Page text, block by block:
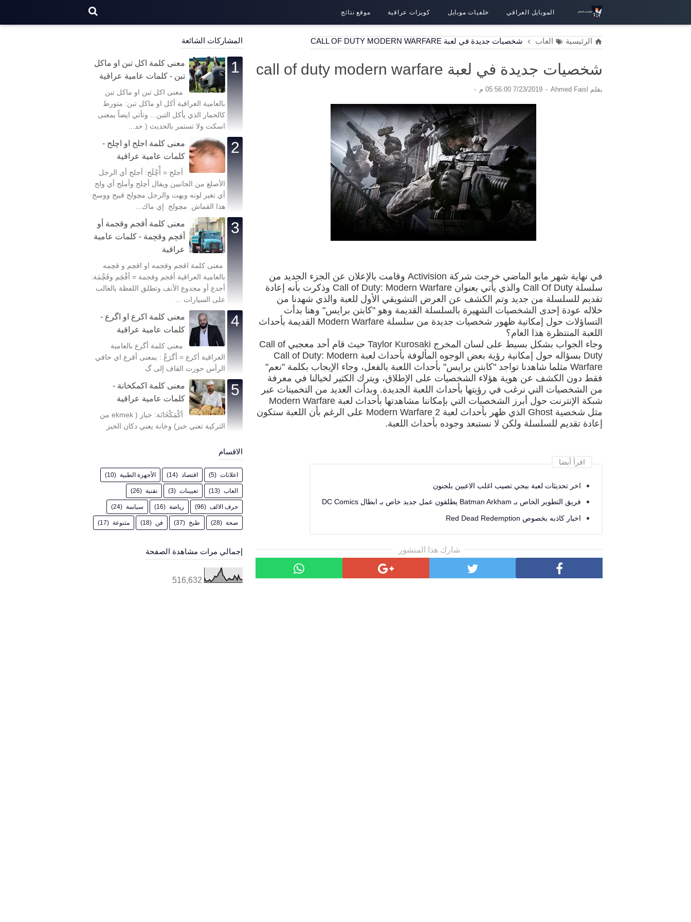
الموبايل العراقي خلفيات موبايل كويزات عراقية موقع نتائج
الرئيسية العاب شخصيات جديدة في لعبة CALL OF DUTY MODERN WARFARE
شخصيات جديدة في لعبة call of duty modern warfare
بقلم Ahmed Faisl 7/23/2019 05:56:00 م
في نهاية شهر مايو الماضي خرجت شركة Activision وقامت بالإعلان عن الجزء الجديد من
سلسلة Call Of Duty والذي يأتي بعنوان Call of Duty: Modern Warfare وذكرت بأنه إعادة
تقديم للسلسلة من جديد وتم الكشف عن العرض التشويقي الأول للعبة والذي شهدنا من
خلاله عودة إحدى الشخصيات الشهيرة بالسلسلة القديمة وهو "كابتن برايس" وهنا بدأت
التساؤلات حول إمكانية ظهور شخصيات جديدة من سلسلة Modern Warfare القديمة بأحداث
اللعبة المنتظرة هذا العام؟
وجاء الجواب بشكل بسيط على لسان المخرج Taylor Kurosaki حيث قام أحد معجبي Call of
Duty بسؤاله حول إمكانية رؤية بعض الوجوه المألوفة بأحداث لعبة Call of Duty: Modern
Warfare مثلما شاهدنا تواجد "كابتن برايس" بأحداث اللعبة بالفعل، وجاء الإيجاب بكلمة "نعم"
فقط دون الكشف عن هوية هؤلاء الشخصيات على الإطلاق، ويترك الكثير لخيالنا في معرفة
من الشخصيات التي نرغب في رؤيتها بأحداث اللعبة الجديدة. وبدأت العديد من التخمينات عبر
شبكة الإنترنت حول أبرز الشخصيات التي بإمكاننا مشاهدتها بأحداث لعبة Modern Warfare
مثل شخصية Ghost الذي ظهر بأحداث لعبة Modern Warfare 2 على الرغم بأن اللعبة ستكون
إعادة تقديم للسلسلة ولكن لا نستبعد وجوده بأحداث اللعبة.
اقرأ أيضا
اخر تحديثات لعبة ببجي تصيب اغلب الاعبين بلجنون
فريق التطوير الخاص بـ Batman Arkham يطلقون عمل جديد خاص بـ ابطال DC Comics
اخبار كاذبه بخصوص Red Dead Redemption
شارك هذا المنشور
المشاركات الشائعة
معنى كلمة اكل تبن او ماكل
تبن - كلمات عامية عراقية
معنى اكل تبن او ماكل تبن
بالعامية العراقية أكل او ماكل تبن: متورط
كالحمار الذي يأكل التبن .. وتأتي ايضاً بمعنى
اسكت ولا تستمر بالحديث ( حد...
معنى كلمة اجلح او اچلح -
كلمات عامية عراقية
أجلح = أْچْلَح: أجلح أي الرجل
الأصلع من الجانبين ويفال أچلح وأملح أي ولح
أي تغير لونه وبهت والرجل مچولح قبيح ووسخ
هذا القماش مچولح إي ماك...
معنى كلمة أقجم وقجمة أو
أقچم وقچمة - كلمات عامية
عراقية
معنى كلمة اقجم وقجمه او اقچم و قچمه
بالعامية العراقية أقجم وقجمة = أقْچَم وقَچْمَة:
أجدع أو مجدوع الأنف وتطلق اللفظة بالغالب
على السيارات ...
معنى كلمة اكرع او اگرع -
كلمات عامية عراقية
معنى كلمة أگرع بالعامية
العراقية أكرع = أگرَعْ : بمعنى أقرع اي حافي
الرأس حورت القاف إلى گ
معنى كلمة اكمكخانة -
كلمات عامية عراقية
أكْمَكْخَانَة: خباز ( ekmek من
التركية تعني خبز) وخانة يعني دكان الخبز
الاقسام
اعلانات (5) اقتصاد (14) الأجهزة الطبية (10)
العاب (13) تعيينات (3) تقنية (26)
حرف الالف (96) رياضة (16) سياسة (24)
صحة (28) طبخ (37) فن (18) متنوعة (17)
إجمالي مرات مشاهدة الصفحة
516,632